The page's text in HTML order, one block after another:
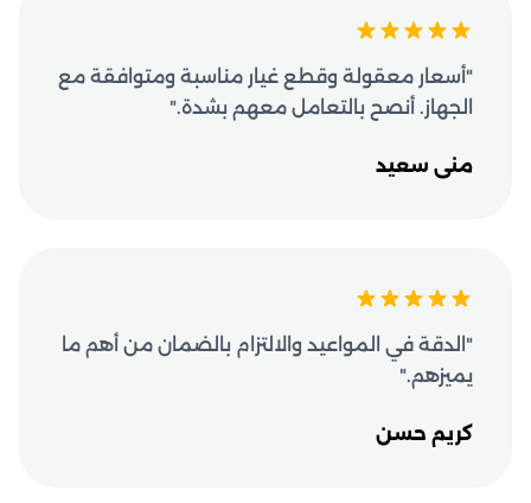
"أسعار معقولة وقطع غيار مناسبة ومتوافقة مع
الجهاز. أنصح بالتعامل معهم بشدة."
منى سعيد
"الدقة في المواعيد والالتزام بالضمان من أهم ما
يميزهم."
كريم حسن